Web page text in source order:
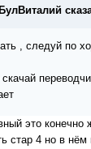
, следуй по
это конечно
стар 4 но в нём